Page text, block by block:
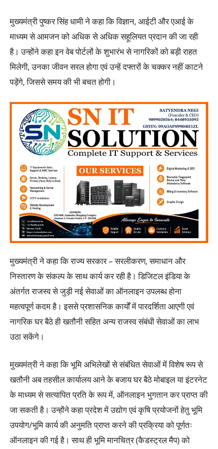
मुख्यमंत्री पुष्कर सिंह धामी ने कहा कि विज्ञान, आईटी और एआई के
माध्यम से आमजन को अधिक से अधिक सहूलियत प्रदान की जा रही
है। उन्होंने कहा इन वेब पोर्टलों के शुभारंभ से नागरिकों को बड़ी राहत
मिलेगी, उनका जीवन सरल होगा एवं उन्हें दफ्तरों के चक्कर नहीं काटने
पड़ेंगे, जिससे समय की भी बचत होगी।
मुख्यमंत्री ने कहा कि राज्य सरकार – सरलीकरण, समाधान और
निस्तारण के संकल्प के साथ कार्य कर रही है। डिजिटल इंडिया के
अंतर्गत राजस्व से जुड़ी नई सेवाओं का ऑनलाइन उपलब्ध होना
महत्वपूर्ण कदम है। इससे प्रशासनिक कार्यों में पारदर्शिता आएगी एवं
नागरिक घर बैठे ही खतौनी सहित अन्य राजस्व संबंधी सेवाओं का लाभ
उठा सकेंगे।
मुख्यमंत्री ने कहा कि भूमि अभिलेखों से संबंधित सेवाओं में विशेष रूप से
खतौनी अब तहसील कार्यालय आने के बजाय घर बैठे मोबाइल या इंटरनेट
के माध्यम से सत्यापित प्रति के रूप में, ऑनलाइन भुगतान कर प्राप्त की
जा सकती है। उन्होंने कहा प्रदेश में उद्योग एवं कृषि प्रयोजनों हेतु भूमि
उपयोग/भूमि कार्य की अनुमति प्राप्त करने की प्रक्रिया को पूर्णतः
ऑनलाइन की गई है। साथ ही भूमि मानचित्र (कैडस्ट्रल मैप) को